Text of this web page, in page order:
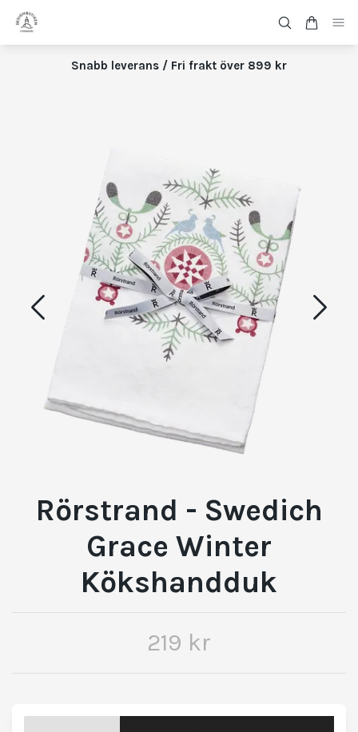
Snabb leverans / Fri frakt över 899 kr
Rörstrand - Swedich
Grace Winter
Kökshandduk
219 kr